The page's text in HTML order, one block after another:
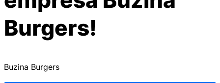
Burgers!
Buzina Burgers